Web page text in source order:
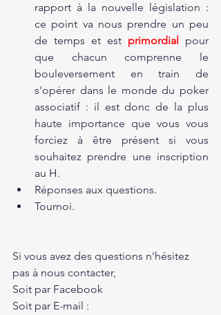
rapport à la nouvelle législation :
ce point va nous prendre un peu
de temps et est primordial
pour
que chacun comprenne le
bouleversement en train de
s'opérer dans le monde du poker
associatif : il est donc de la plus
haute importance que vous vous
forciez à être présent si vous
souhaitez prendre une inscription
au H.
Réponses aux questions.
Tournoi.
Si vous avez des questions n’hésitez
pas à nous contacter,
Soit par Facebook
Soit par E-mail :